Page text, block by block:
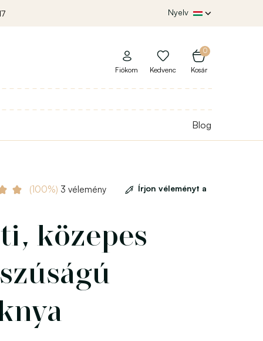
Nyelv
0
Kosár
Fiókom Kedvenc
Blog
(100%) 3 vélemény
Írjon véleményt a
közepes